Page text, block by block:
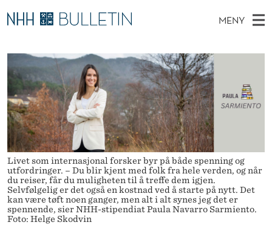
F
R
A
N
H
H
T
L
E
MENY
O
V
E
D
M
E
N
Y
Ø
I
N
T
T
S
T
E
D
E
T
Stipendiater og nye forskerprofiler
Disputaser
Ekspertutvalg
Om Bulletin
Livet som internasjonal forsker byr på både spenning og
utfordringer. – Du blir kjent med folk fra hele verden, og når
du reiser, får du muligheten til å treffe dem igjen.
Selvfølgelig er det også en kostnad ved å starte på nytt. Det
kan være tøft noen ganger, men alt i alt synes jeg det er
spennende, sier NHH-stipendiat Paula Navarro Sarmiento.
Foto: Helge Skodvin